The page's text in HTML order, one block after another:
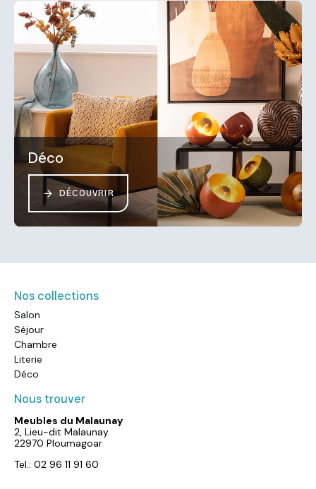
Déco
DÉCOUVRIR
Nos collections
Salon
Séjour
Chambre
Literie
Déco
Nous trouver
Meubles du Malaunay
2, Lieu-dit Malaunay
22970 Ploumagoar
Tel.: 02 96 11 91 60